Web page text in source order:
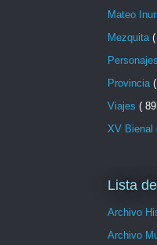
Mateo
Mezquita
Personajes
Provincia
Viajes (
XV Bienal
Lista
Archivo
Archivo